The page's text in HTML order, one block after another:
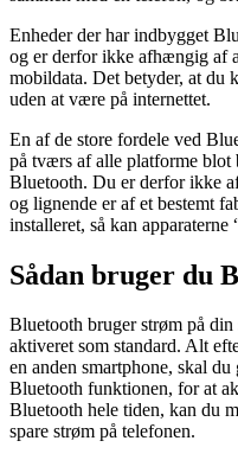
Enheder der har indbygget
og er derfor ikke afhængig af
mobildata. Det betyder, at du
uden at være på internettet.
En af de store fordele ved
på tværs af alle platforme blot
Bluetooth. Du er derfor ikke
og lignende er af et bestemt
installeret, så kan apparaterne
Sådan bruger du
Bluetooth bruger strøm på
aktiveret som standard. Alt
en anden smartphone, skal
Bluetooth funktionen, for at
Bluetooth hele tiden, kan du
spare strøm på telefonen.